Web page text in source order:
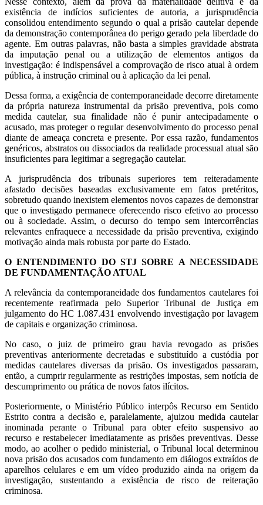
existência de indícios suficientes de autoria, a jurisprudência
consolidou entendimento segundo o qual a prisão cautelar depende
da demonstração contemporânea do perigo gerado pela liberdade do
agente. Em outras palavras, não basta a simples gravidade abstrata
da imputação penal ou a utilização de elementos antigos da
investigação: é indispensável a comprovação de risco atual à ordem
pública, à instrução criminal ou à aplicação da lei penal.
Dessa forma, a exigência de contemporaneidade decorre diretamente
da própria natureza instrumental da prisão preventiva, pois como
medida cautelar, sua finalidade não é punir antecipadamente o
acusado, mas proteger o regular desenvolvimento do processo penal
diante de ameaça concreta e presente. Por essa razão, fundamentos
genéricos, abstratos ou dissociados da realidade processual atual são
insuficientes para legitimar a segregação cautelar.
A jurisprudência dos tribunais superiores tem reiteradamente
afastado decisões baseadas exclusivamente em fatos pretéritos,
sobretudo quando inexistem elementos novos capazes de demonstrar
que o investigado permanece oferecendo risco efetivo ao processo
ou à sociedade. Assim, o decurso do tempo sem intercorrências
relevantes enfraquece a necessidade da prisão preventiva, exigindo
motivação ainda mais robusta por parte do Estado.
O ENTENDIMENTO DO STJ SOBRE A NECESSIDADE
DE FUNDAMENTAÇÃO ATUAL
A relevância da contemporaneidade dos fundamentos cautelares foi
recentemente reafirmada pelo Superior Tribunal de Justiça em
julgamento do HC 1.087.431 envolvendo investigação por lavagem
de capitais e organização criminosa.
No caso, o juiz de primeiro grau havia revogado as prisões
preventivas anteriormente decretadas e substituído a custódia por
medidas cautelares diversas da prisão. Os investigados passaram,
então, a cumprir regularmente as restrições impostas, sem notícia de
descumprimento ou prática de novos fatos ilícitos.
Posteriormente, o Ministério Público interpôs Recurso em Sentido
Estrito contra a decisão e, paralelamente, ajuizou medida cautelar
inominada perante o Tribunal para obter efeito suspensivo ao
recurso e restabelecer imediatamente as prisões preventivas. Desse
modo, ao acolher o pedido ministerial, o Tribunal local determinou
nova prisão dos acusados com fundamento em diálogos extraídos de
aparelhos celulares e em um vídeo produzido ainda na origem da
investigação, sustentando a existência de risco de reiteração
criminosa.